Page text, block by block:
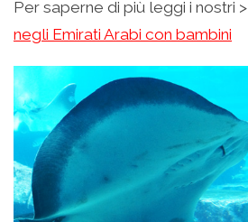
Per saperne di più leggi i nostri >
negli Emirati Arabi con bambini